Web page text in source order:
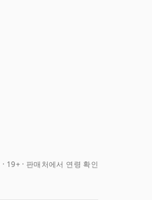
19+ · 판매처에서 연령 확인